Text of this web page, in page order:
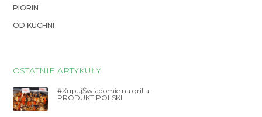
PIORIN
OD KUCHNI
OSTATNIE ARTYKUŁY
#KupujŚwiadomie na grilla –
PRODUKT POLSKI